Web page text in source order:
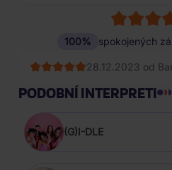
100% spokojených
28.12.2023 od
PODOBNÍ INTERPRETI
(G)I-DLE